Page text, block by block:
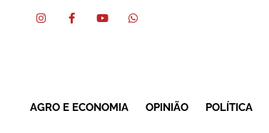
AGRO E ECONOMIA OPINIÃO POLÍTICA